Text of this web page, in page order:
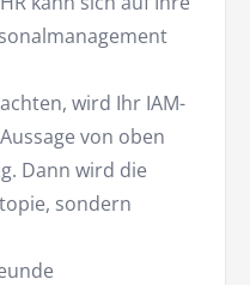
wird Ihr IAM-
von oben
Dann wird die
sondern